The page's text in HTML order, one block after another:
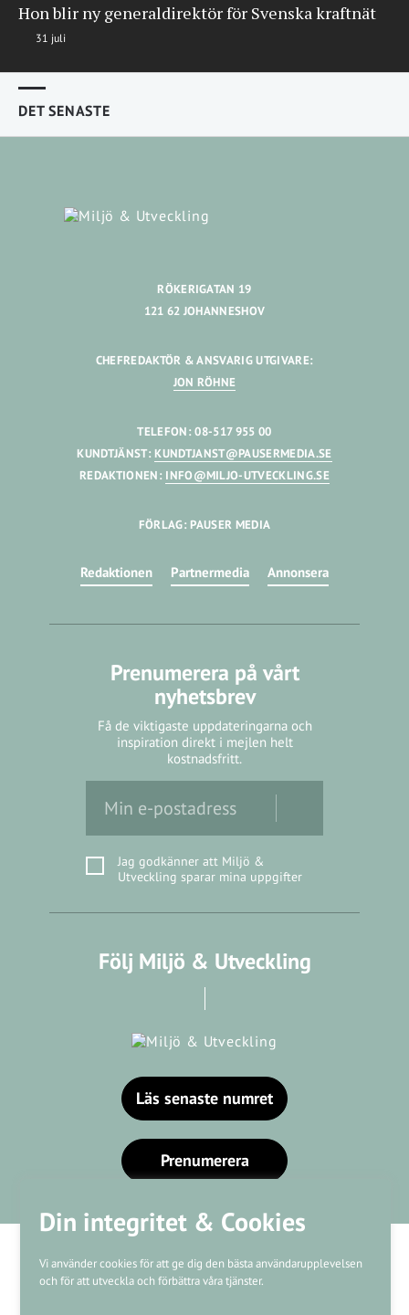
Din integritet & Cookies
Vi använder cookies för att ge dig den bästa användarupplevelsen
och för att utveckla och förbättra våra tjänster.
Hon blir ny generaldirektör för Svenska kraftnät
31 juli
DET SENASTE
RÖKERIGATAN 19
121 62 JOHANNESHOV
CHEFREDAKTÖR & ANSVARIG UTGIVARE:
JON RÖHNE
TELEFON: 08-517 955 00
KUNDTJÄNST: KUNDTJANST@PAUSERMEDIA.SE
REDAKTIONEN: INFO@MILJO-UTVECKLING.SE
FÖRLAG: PAUSER MEDIA
Redaktionen Partnermedia Annonsera
Prenumerera på vårt
nyhetsbrev
Få de viktigaste uppdateringarna och
inspiration direkt i mejlen helt
kostnadsfritt.
Jag godkänner att Miljö &
Utveckling sparar mina uppgifter
Följ Miljö & Utveckling
Läs senaste numret
Prenumerera